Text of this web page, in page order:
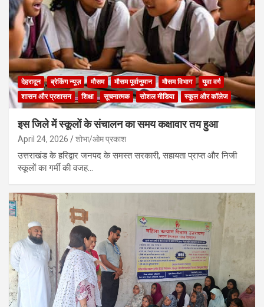
देहरादून ब्रेकिंग न्यूज़ मौसम मौसम पूर्वानुमान मौसम विभाग
युवा वर्ग
शासन और प्रशासन
शिक्षा सूचनात्मक सोशल मीडिया स्कूल और कॉलेज
इस जिले में स्कूलों के संचालन का समय कक्षावार तय हुआ
April 24, 2026 शोभा/ओम प्रकाश
उत्तराखंड के हरिद्वार जनपद के समस्त सरकारी, सहायता प्राप्त और निजी
स्कूलों का गर्मी की वजह…